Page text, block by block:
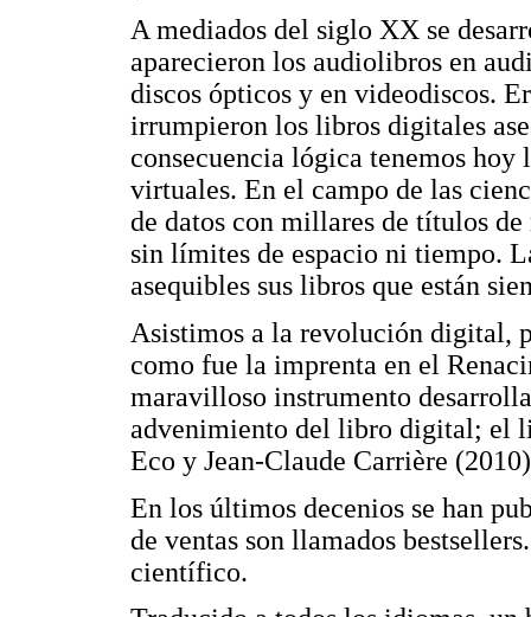
A mediados del siglo XX se
aparecieron los audiolibros en
discos ópticos y en videodiscos.
irrumpieron los libros digitales
consecuencia lógica tenemos
virtuales. En el campo de las
de datos con millares de títulos
sin límites de espacio ni tiempo.
asequibles sus libros que están
Asistimos a la revolución digital,
como fue la imprenta en el
maravilloso instrumento
advenimiento del libro digital; el
Eco y Jean-Claude Carrière
En los últimos decenios se han
de ventas son llamados
científico.